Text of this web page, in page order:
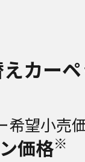
えカー
希望小売
価格※